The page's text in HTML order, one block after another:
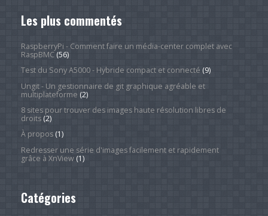
Les plus commentés
RaspberryPi - Comment faire un média-center complet avec
RaspBMC(56)
Test du Sony A5000 - Hybride compact et connecté (9)
Ungit - Un gestionnaire de git graphique agréable et
multiplateforme (2)
8 sites pour trouver des images haute résolution libres de
droits(2)
À propos(1)
Redresser une série d'images facilement et rapidement
grâce à XnView(1)
Catégories